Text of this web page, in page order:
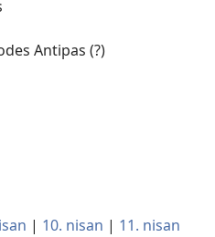
Antipas (?)
| 10. nisan | 11. nisan